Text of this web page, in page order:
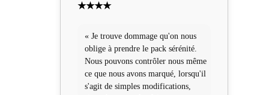
★★★★
« Je trouve dommage qu'on nous
oblige à prendre le pack sérénité.
Nous pouvons contrôler nous même
ce que nous avons marqué, lorsqu'il
s'agit de simples modifications,